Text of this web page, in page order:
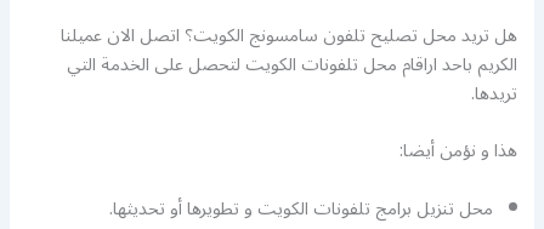
هل تريد محل تصليح تلفون سامسونج الكويت؟ اتصل الان عميلنا
الكريم باحد اراقام محل تلفونات الكويت لتحصل على الخدمة التي
تريدها.
هذا و نؤمن أيضا:
محل تنزيل برامج تلفونات الكويت و تطويرها أو تحديثها.